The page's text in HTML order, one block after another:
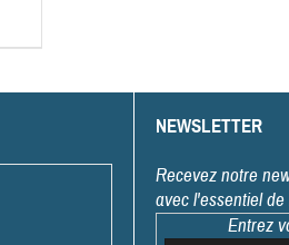
NEWSLETTER
Recevez notre
avec l'essentiel
Entrez